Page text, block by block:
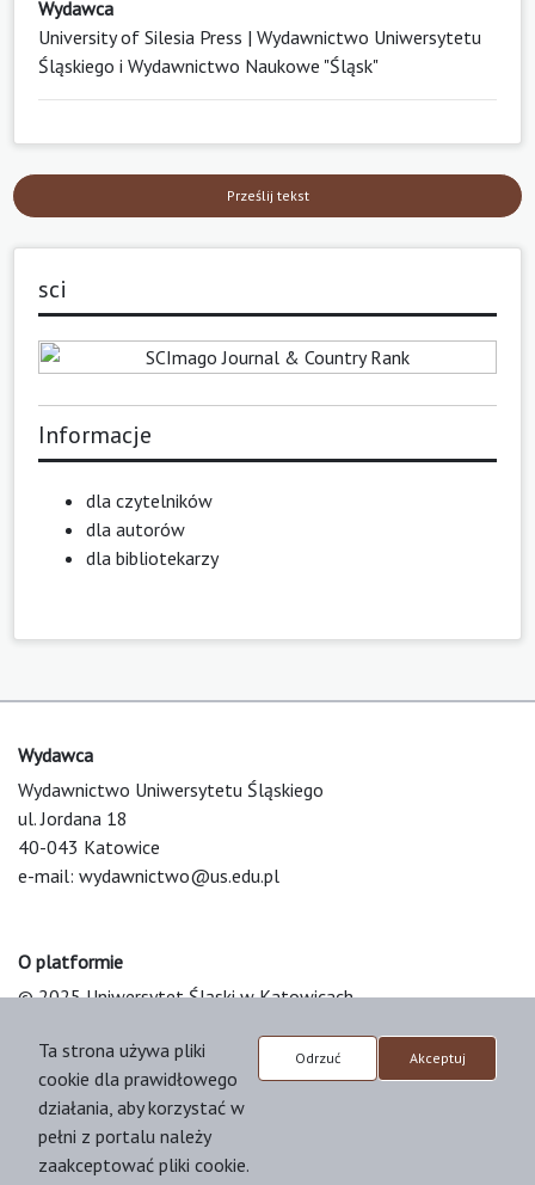
Wydawca
University of Silesia Press | Wydawnictwo Uniwersytetu
Śląskiego i Wydawnictwo Naukowe "Śląsk"
Prześlij tekst
sci
Informacje
dla czytelników
dla autorów
dla bibliotekarzy
Wydawca
Wydawnictwo Uniwersytetu Śląskiego
ul. Jordana 18
40-043 Katowice
e-mail: wydawnictwo@us.edu.pl
O platformie
© 2025 Uniwersytet Śląski w Katowicach
Platform & Workflow by OJS/PKP
Ta strona używa pliki
cookie dla prawidłowego
działania, aby korzystać w
pełni z portalu należy
zaakceptować pliki cookie.
Odrzuć Akceptuj